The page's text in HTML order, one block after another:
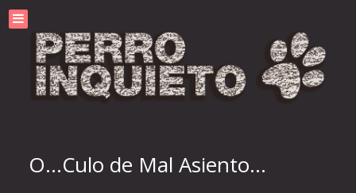
O...Culo de Mal Asiento...